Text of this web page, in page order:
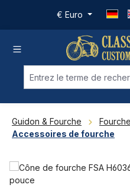
Passer au contenu principal
€ Euro
Guidon & Fourche
Accessoires de fourche
Ignorer la galerie d'images